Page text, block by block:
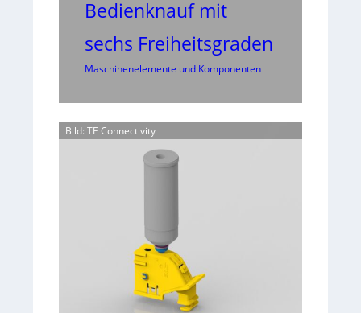
Bedienknauf mit
sechs Freiheitsgraden
Maschinenelemente und Komponenten
Bild: TE Connectivity